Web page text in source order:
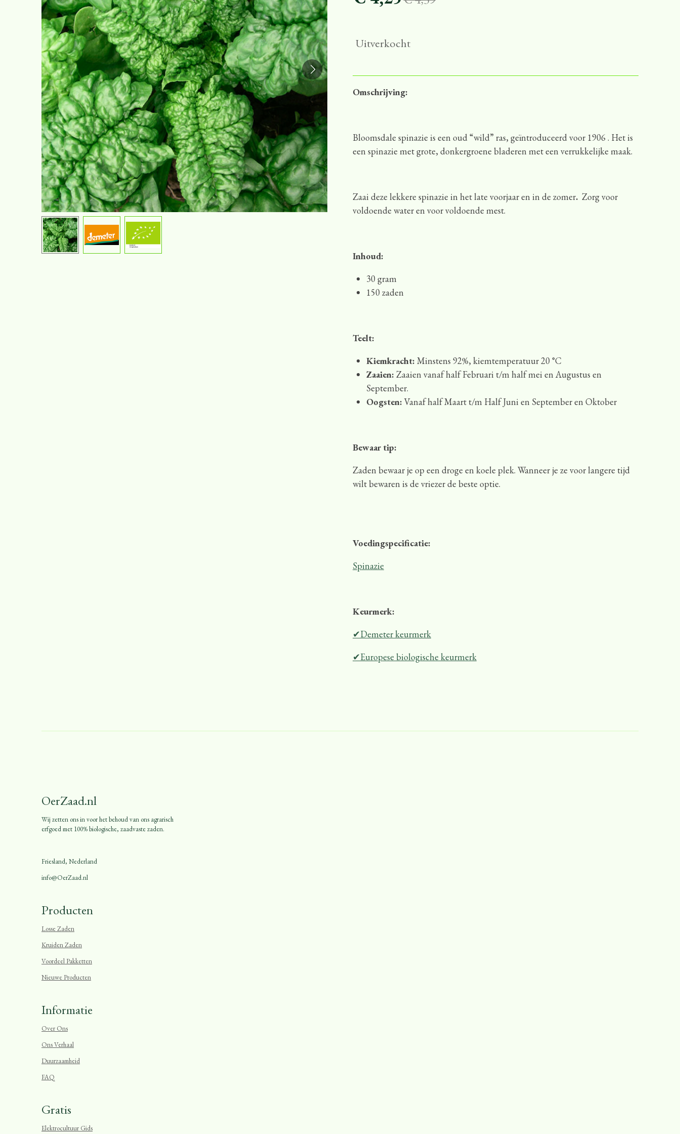
Uitverkocht
Omschrijving:
Bloomsdale spinazie is een oud “wild” ras, geïntroduceerd voor 1906 . Het is
een spinazie met grote, donkergroene bladeren met een verrukkelijke maak.
Zaai deze lekkere spinazie in het late voorjaar en in de zomer. Zorg voor
voldoende water en voor voldoende mest.
Inhoud:
30 gram
150 zaden
Teelt:
Kiemkracht: Minstens 92%, kiemtemperatuur 20 °C
Zaaien: Zaaien vanaf half Februari t/m half mei en Augustus en
September.
Oogsten: Vanaf half Maart t/m Half Juni en September en Oktober
Bewaar tip:
Zaden bewaar je op een droge en koele plek. Wanneer je ze voor langere tijd
wilt bewaren is de vriezer de beste optie.
Voedingspecificatie:
Spinazie
Keurmerk:
✔Demeter keurmerk
✔Europese biologische keurmerk
OerZaad.nl
Wij zetten ons in voor het behoud van ons agrarisch
erfgoed met 100% biologische, zaadvaste zaden.
Friesland, Nederland
info@OerZaad.nl
Producten
Losse Zaden
Kruiden Zaden
Voordeel Pakketten
Nieuwe Producten
Informatie
Over Ons
Ons Verhaal
Duurzaamheid
FAQ
Gratis
Elektrocultuur Gids